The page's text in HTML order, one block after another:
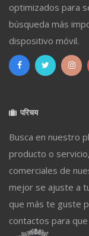
optimizados para
búsqueda más
dispositivo móvil.
परिचय
Busca en nuestro
producto o
comerciales de
mejor se ajuste a
que más te guste
contactos para